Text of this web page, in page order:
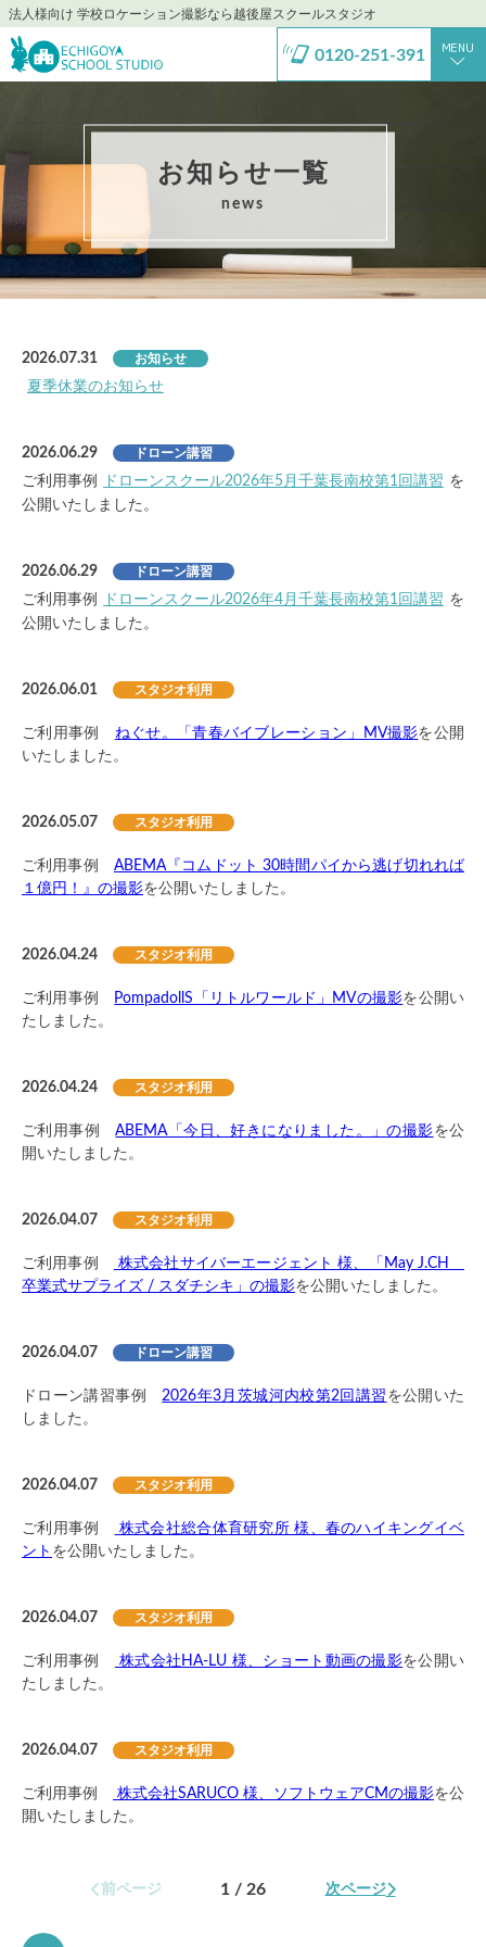
法人様向け 学校ロケーション撮影なら越後屋スクールスタジオ
0120-251-391
お知らせ一覧
news
2026.07.31 お知らせ
夏季休業のお知らせ
2026.06.29 ドローン講習
ご利用事例 ドローンスクール2026年5月千葉長南校第1回講習 を
公開いたしました。
2026.06.29 ドローン講習
ご利用事例 ドローンスクール2026年4月千葉長南校第1回講習 を
公開いたしました。
2026.06.01 スタジオ利用
ご利用事例 ねぐせ。「青春バイブレーション」MV撮影を公開
いたしました。
2026.05.07 スタジオ利用
ご利用事例 ABEMA『コムドット 30時間パイから逃げ切れれば
１億円！』の撮影を公開いたしました。
2026.04.24 スタジオ利用
ご利用事例 PompadollS「リトルワールド」MVの撮影を公開い
たしました。
2026.04.24 スタジオ利用
ご利用事例ABEMA「今日、好きになりました。」の撮影を公
開いたしました。
2026.04.07 スタジオ利用
ご利用事例
株式会社サイバーエージェント 様、「May J.CH
卒業式サプライズ / スダチシキ」の撮影を公開いたしました。
2026.04.07 ドローン講習
ドローン講習事例2026年3月茨城河内校第2回講習 を公開いた
しました。
2026.04.07 スタジオ利用
ご利用事例
株式会社総合体育研究所 様、春のハイキングイベ
ント を公開いたしました。
2026.04.07 スタジオ利用
ご利用事例 株式会社HA-LU 様、ショート動画の撮影を公開い
たしました。
2026.04.07 スタジオ利用
ご利用事例 株式会社SARUCO 様、ソフトウェアCMの撮影を公
開いたしました。
前ページ 1 / 26 次ページ